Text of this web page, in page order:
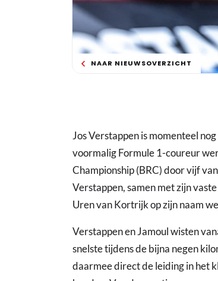
NAAR NIEUWSOVERZICHT
Jos Verstappen is momenteel
voormalig Formule 1-coureur
Championship (BRC) door vijf
Verstappen, samen met zijn
Uren van Kortrijk op zijn naam
Verstappen en Jamoul wisten
snelste tijdens de bijna negen
daarmee direct de leiding in het